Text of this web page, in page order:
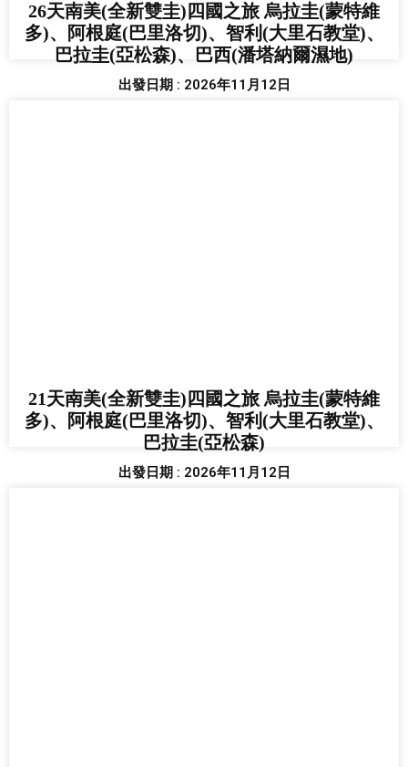
26天南美(全新雙圭)四國之旅 烏拉圭(蒙特維
多)、阿根庭(巴里洛切)、智利(大里石教堂)、
巴拉圭(亞松森)、巴西(潘塔納爾濕地)
出發日期 : 2026年11月12日
21天南美(全新雙圭)四國之旅 烏拉圭(蒙特維
多)、阿根庭(巴里洛切)、智利(大里石教堂)、
巴拉圭(亞松森)
出發日期 : 2026年11月12日